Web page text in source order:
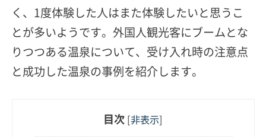
く、1度体験した人はまた体験したいと思うこ
とが多いようです。外国人観光客にブームとな
りつつある温泉について、受け入れ時の注意点
と成功した温泉の事例を紹介します。
目次 非表示